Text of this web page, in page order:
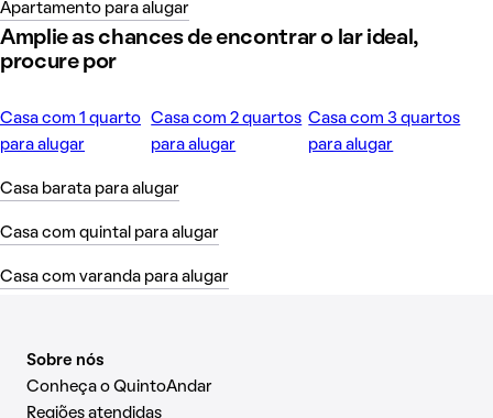
Apartamento para alugar
Amplie as chances de encontrar o lar ideal,
procure por
Casa com 1 quarto
para alugar
Casa com 2 quartos
para alugar
Casa com 3 quartos
para alugar
Casa barata para alugar
Casa com quintal para alugar
Casa com varanda para alugar
Sobre nós
Conheça o QuintoAndar
Regiões atendidas